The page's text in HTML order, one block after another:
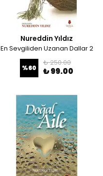
Nureddin Yıldız
En Sevgiliden Uzanan Dallar 2
%60
₺ 250.00
₺ 99.00